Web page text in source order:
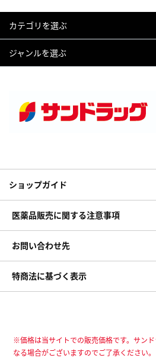
カテゴリを選ぶ
ジャンルを選ぶ
ショップガイド
医薬品販売に関する注意事項
お問い合わせ先
特商法に基づく表示
※価格は当サイトでの販売価格です。サン
なる場合がございますのでご了承ください。